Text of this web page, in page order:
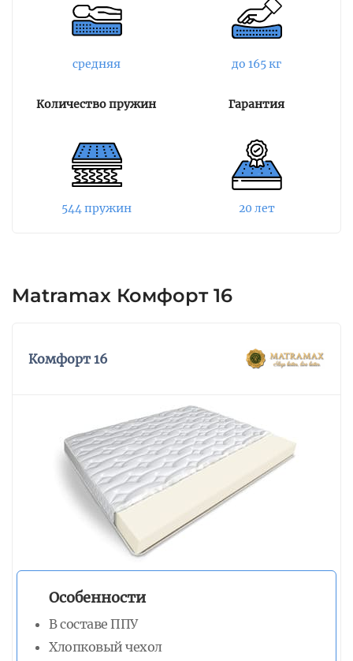
необходимую жесткость и упругость.
Кокосовая койра равномерно распределяет
нагрузку. Верхний слой представленный
пеной улучшает мягкость и комфортность
стеганной ткани Флора Премиум, внутри
которого находится полое
силиконизированное волокно. Волокно
формирует рельефную поверхность матраса, а
средняя до 165 кг
Количество пружин
544 пружин
Гарантия
20 лет
Matramax Комфорт 16
Комфорт 16
Особенности
В составе ППУ
Хлопковый чехол